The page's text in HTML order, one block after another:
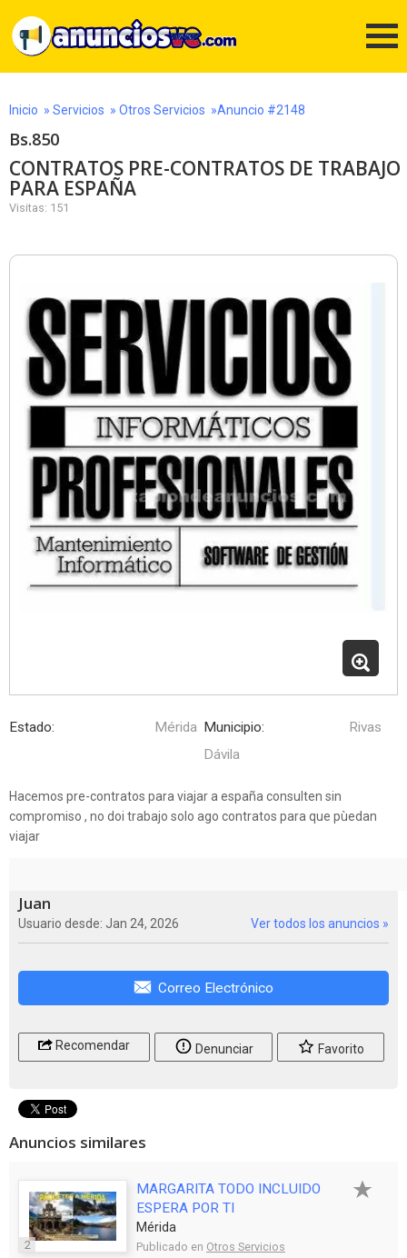
Inicio » Servicios » Otros Servicios »Anuncio #2148
Bs.850
CONTRATOS PRE-CONTRATOS DE TRABAJO
PARA ESPAÑA
Visitas: 151
Estado: Mérida Municipio:
Rivas
Dávila
Hacemos pre-contratos para viajar a españa consulten sin
compromiso , no doi trabajo solo ago contratos para que pùedan
viajar
Juan
Usuario desde: Jan 24, 2026 Ver todos los anuncios »
Correo Electrónico
Recomendar Denunciar Favorito
Anuncios similares
2
MARGARITA TODO INCLUIDO
ESPERA POR TI
Mérida
Publicado en Otros Servicios